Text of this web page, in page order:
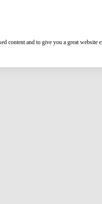
content and to give you a great website